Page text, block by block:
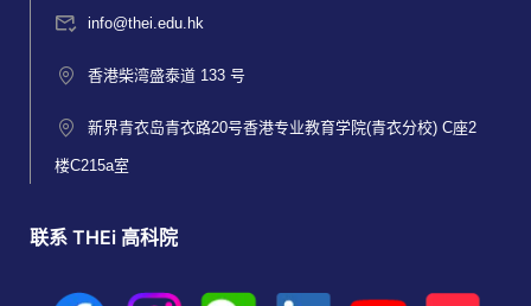
info@thei.edu.hk
香港柴湾盛泰道 133 号
新界青衣岛青衣路20号香港专业教育学院(青衣分校) C座2
楼C215a室
联系 THEi 高科院